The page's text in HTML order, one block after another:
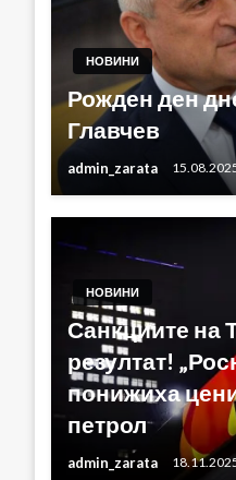
НОВИНИ
Рожден ден
Главчев
admin_zarata
НОВИНИ
Санкциите на
резултат!
понижиха
петрол
admin_zarata